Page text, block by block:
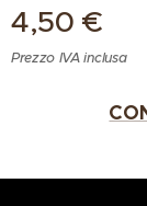
4,50 €
Prezzo IVA inclusa